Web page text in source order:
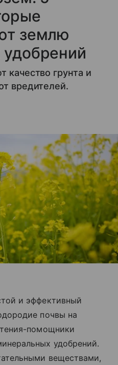
землю
качество грунта и
вредителей.
и эффективный
почвы на
помощники
удобрений.
веществами,